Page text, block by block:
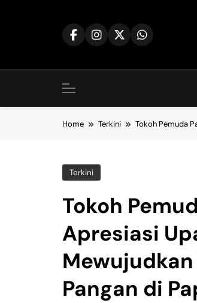
Home Terkini Tokoh Pemuda
Terkini
Tokoh
Apresiasi
Pangan di